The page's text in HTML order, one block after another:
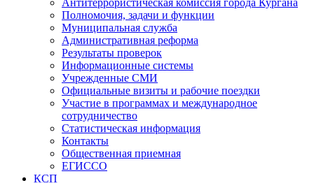
Антитеррористическая комиссия города Кургана
Полномочия, задачи и функции
Муниципальная служба
Административная реформа
Результаты проверок
Информационные системы
Учрежденные СМИ
Официальные визиты и рабочие поездки
Участие в программах и международное
сотрудничество
Статистическая информация
Контакты
Общественная приемная
ЕГИССО
КСП